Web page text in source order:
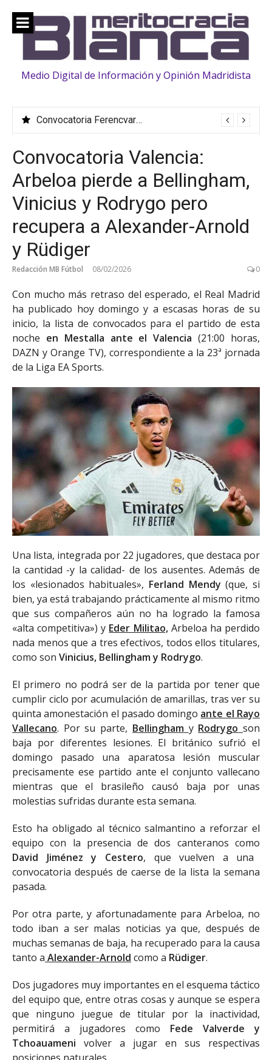
contenido
Medio Digital de Información y Opinión Madridista
Convocatoria Ferencvaros: La familia «crece» con la llegada de Vinicius, Bernardo Silva, Huijsen y Rüdiger
Convocatoria Valencia:
Arbeloa pierde a Bellingham,
Vinicius y Rodrygo pero
recupera a Alexander-Arnold
y Rüdiger
Redacción MB Fútbol 08/02/2026 0
Con mucho más retraso del esperado, el Real Madrid
ha publicado hoy domingo y a escasas horas de su
inicio, la lista de convocados para el partido de esta
noche en Mestalla ante el Valencia (21:00 horas,
DAZN y Orange TV), correspondiente a la 23ª jornada
de la Liga EA Sports.
Una lista, integrada por 22 jugadores, que destaca por
la cantidad -y la calidad- de los ausentes. Además de
los «lesionados habituales», Ferland Mendy (que, si
bien, ya está trabajando prácticamente al mismo ritmo
que sus compañeros aún no ha logrado la famosa
«alta competitiva») y Eder Militao,Arbeloa ha perdido
nada menos que a tres efectivos, todos ellos titulares,
como son Vinicius, Bellingham y Rodrygo.
El primero no podrá ser de la partida por tener que
cumplir ciclo por acumulación de amarillas, tras ver su
quinta amonestación el pasado domingo ante el Rayo
Vallecano. Por su parte, Bellingham y Rodrygo son
baja por diferentes lesiones. El británico sufrió el
domingo pasado una aparatosa lesión muscular
precisamente ese partido ante el conjunto vallecano
mientras que el brasileño causó baja por unas
molestias sufridas durante esta semana.
Esto ha obligado al técnico salmantino a reforzar el
equipo con la presencia de dos canteranos como
David Jiménez y Cestero, que vuelven a una
convocatoria después de caerse de la lista la semana
pasada.
Por otra parte, y afortunadamente para Arbeloa, no
todo iban a ser malas noticias ya que, después de
muchas semanas de baja, ha recuperado para la causa
tanto a Alexander-Arnold como a Rüdiger.
Dos jugadores muy importantes en el esquema táctico
del equipo que, entre otras cosas y aunque se espera
que ninguno juegue de titular por la inactividad,
permitirá a jugadores como Fede Valverde y
Tchoauameni volver a jugar en sus respectivas